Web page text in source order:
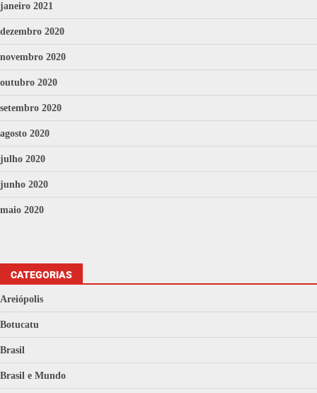
janeiro 2021
dezembro 2020
novembro 2020
outubro 2020
setembro 2020
agosto 2020
julho 2020
junho 2020
maio 2020
CATEGORIAS
Areiópolis
Botucatu
Brasil
Brasil e Mundo